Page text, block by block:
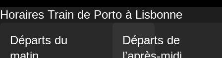
Horaires Train de Porto à Lisbonne
Départs du
Départs de